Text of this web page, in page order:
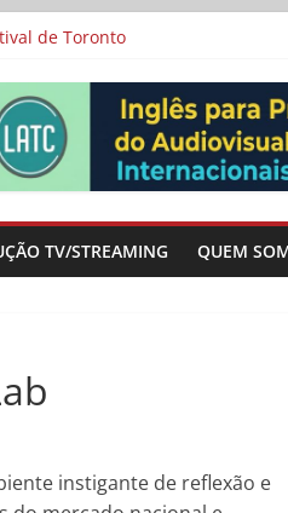
filme-tributo de Wajda a
de série argentina para o
“Manas” e “O Agente Secreto”
criados a partir de histórias
TV/STREAMING QUEM
instigante de reflexão e